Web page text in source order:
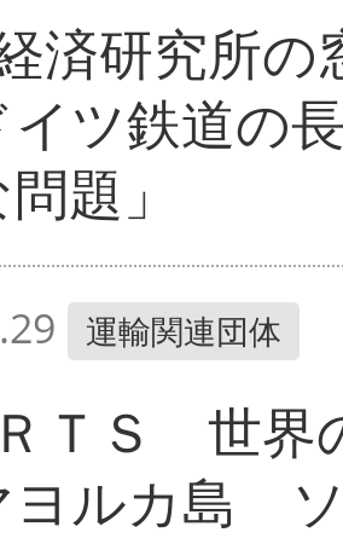
済研究所
ツ鉄道の
題」
運輸関連団体
ＴＳ 世
ヨルカ島